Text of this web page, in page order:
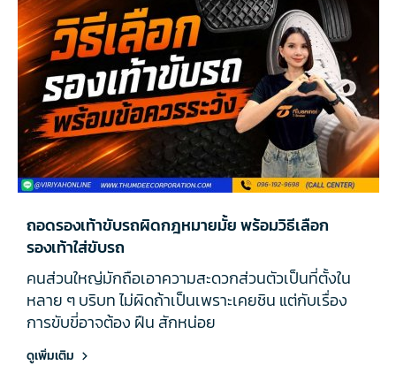
ถอดรองเท้าขับรถผิดกฎหมายมั้ย พร้อมวิธีเลือก
รองเท้าใส่ขับรถ
คนส่วนใหญ่มักถือเอาความสะดวกส่วนตัวเป็นที่ตั้งใน
หลาย ๆ บริบท ไม่ผิดถ้าเป็นเพราะเคยชิน แต่กับเรื่อง
การขับขี่อาจต้อง ฝืน สักหน่อย
ดูเพิ่มเติม